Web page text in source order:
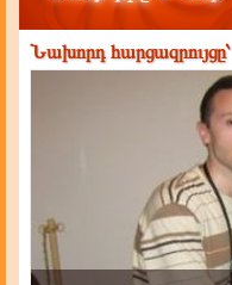
Նախորդ հարցազրույցը՝